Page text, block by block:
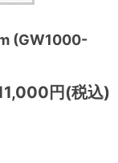
(GW1000-
円(税込)